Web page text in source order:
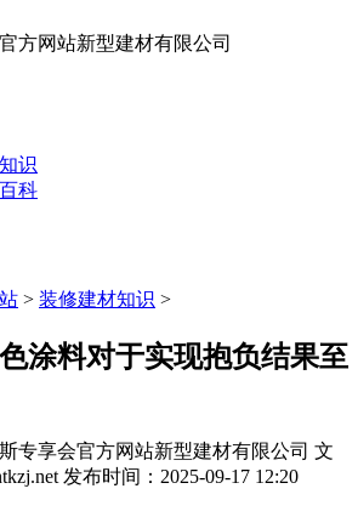
识
科
> 装修建材知识 >
涂料对于实现抱负结果至
专享会官方网站新型建材有限公司 文
发布时间：2025-09-17 12:20